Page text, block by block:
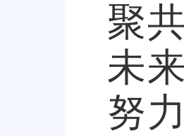
聚
未
努